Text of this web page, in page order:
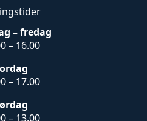
– fredag
– 16.00
– 17.00
– 13.00